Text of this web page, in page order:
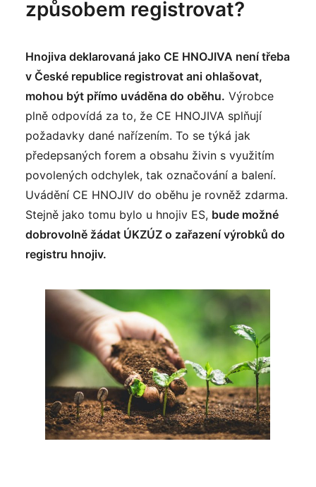
způsobem registrovat?
Hnojiva deklarovaná jako CE HNOJIVA není třeba
v České republice registrovat ani ohlašovat,
mohou být přímo uváděna do oběhu. Výrobce
plně odpovídá za to, že CE HNOJIVA splňují
požadavky dané nařízením. To se týká jak
předepsaných forem a obsahu živin s využitím
povolených odchylek, tak označování a balení.
Uvádění CE HNOJIV do oběhu je rovněž zdarma.
Stejně jako tomu bylo u hnojiv ES, bude možné
dobrovolně žádat ÚKZÚZ o zařazení výrobků do
registru hnojiv.